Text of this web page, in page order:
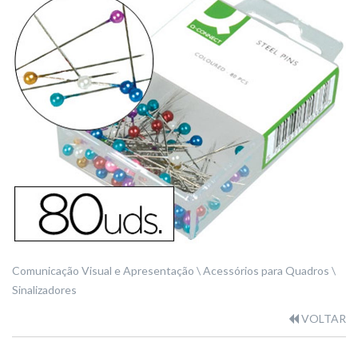
Comunicação Visual e Apresentação
Acessórios para Quadros
Sinalizadores
VOLTAR